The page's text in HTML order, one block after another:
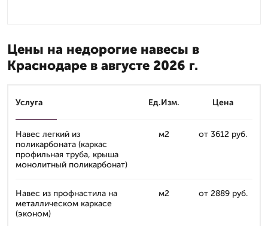
Цены на недорогие навесы в
Краснодаре в августе 2026 г.
Услуга Ед.Изм. Цена
Навес легкий из
поликарбоната (каркас
профильная труба, крыша
монолитный поликарбонат)
м2 от 3612 руб.
Навес из профнастила на
металлическом каркасе
(эконом)
м2 от 2889 руб.